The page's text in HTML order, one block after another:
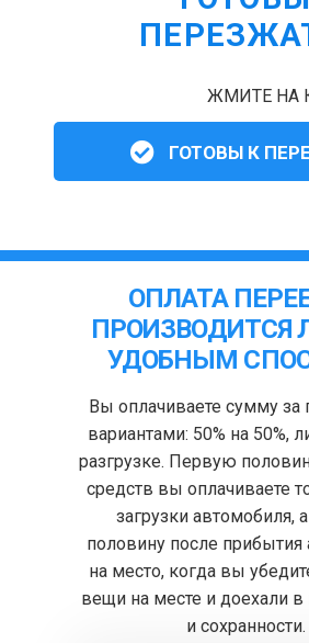
ЖМИТЕ НА
ГОТОВЫ К
ОПЛАТА
УДОБНЫМ
Вы оплачиваете сумму за
вариантами: 50% на 50%,
разгрузке. Первую
средств вы оплачиваете
загрузки автомобиля,
половину после прибытия
на место, когда вы
вещи на месте и доехали в
и сохранности.